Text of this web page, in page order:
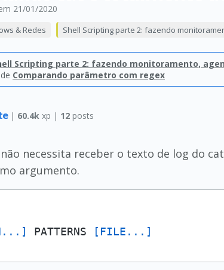
21/01/2020
& Redes Shell Scripting parte 2: fazendo
Scripting parte 2: fazendo monitoramento,
Comparando parâmetro com regex
| 60.4k xp | 12 posts
necessita receber o texto de log do
argumento.
PATTERNS [FILE...]